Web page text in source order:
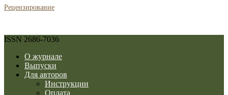
Рецензирование
ISSN 2686-7036
О журнале
Выпуски
Для авторов
Инструкции
Оплата